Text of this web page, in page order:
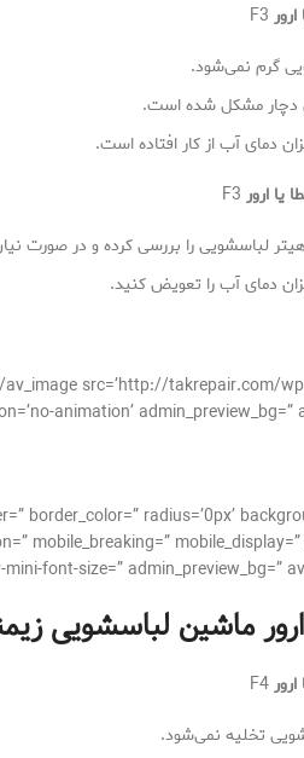
F3
گرم نمی‌شود.
دچار مشکل شده است.
دمای آب از کار افتاده است.
یا ارور F3
لباسشویی را بررسی کرده و در صورت
دمای آب را تعویض کنید.
border_color=” radius=’0px’
mobile_breaking=” mobile_display=”
ماشین لباسشویی
F4
تخلیه نمی‌شود.